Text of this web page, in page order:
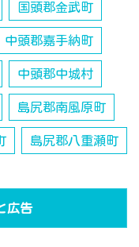
国頭郡金武町
中頭郡嘉手納町
中頭郡中城村
島尻郡南風原町
島尻郡八重瀬町
広告